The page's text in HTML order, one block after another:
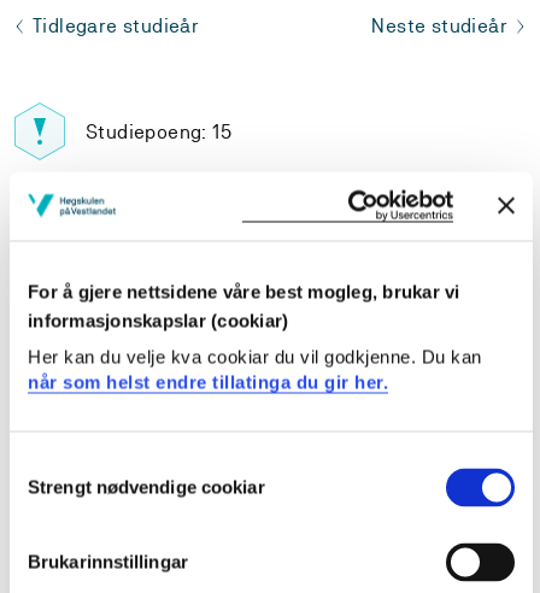
For å gjere nettsidene våre best mogleg, brukar vi
informasjonskapslar (cookiar)
Her kan du velje kva cookiar du vil godkjenne. Du kan
når som helst endre tillatinga du gir her.
Selection
Strengt nødvendige cookiar
Brukarinnstillingar
Tidlegare studieår Neste studieår
Studiepoeng: 15
Inngår i:
Grunnskolelærerutdanning 1.-7. trinn | Stord